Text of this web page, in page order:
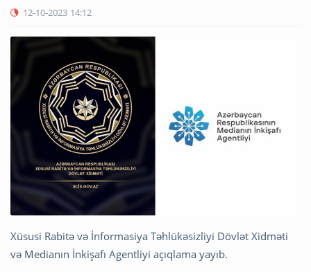
12-10-2023 14:12
Xüsusi Rabitə və İnformasiya Təhlükəsizliyi Dövlət Xidməti
və Medianın İnkişafı Agentliyi açıqlama yayıb.